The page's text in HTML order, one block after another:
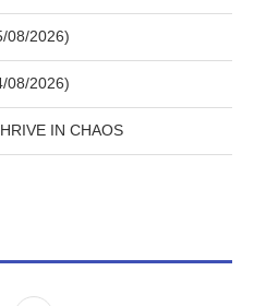
08/2026)
08/2026)
IN CHAOS